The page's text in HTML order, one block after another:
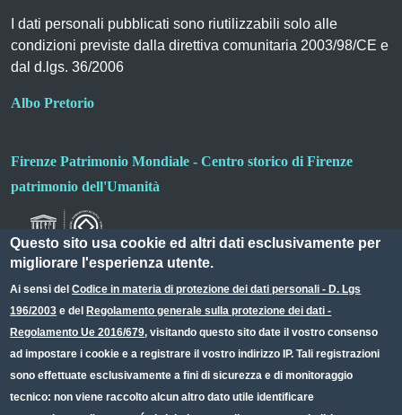
I dati personali pubblicati sono riutilizzabili solo alle
condizioni previste dalla direttiva comunitaria 2003/98/CE e
dal d.lgs. 36/2006
Albo Pretorio
Firenze Patrimonio Mondiale - Centro storico di Firenze
patrimonio dell'Umanità
Small prints
Useful links section
Redazione web
Privacy
Questo sito usa cookie ed altri dati esclusivamente per
migliorare l'esperienza utente.
Ai sensi delCodice in materia di protezione dei dati personali - D. Lgs
196/2003 e del Regolamento generale sulla protezione dei dati -
Regolamento Ue 2016/679, visitando questo sito date il vostro consenso
ad impostare i cookie e a registrare il vostro indirizzo IP. Tali registrazioni
sono effettuate esclusivamente a fini di sicurezza e di monitoraggio
tecnico: non viene raccolto alcun altro dato utile identificare